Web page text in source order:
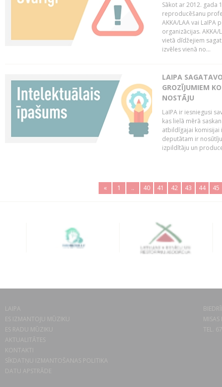
Sākot ar 2012. gada
reproducēšanu
AKKA/LAA vai LaIPA
organizācijas.
vietā dīdžejiem
izvēles vienā no...
LAIPA
GROZĪJUMIEM
NOSTĀJU
LaIPA ir iesniegusi
kas lielā mērā
atbildīgajai komisijai
deputātam ir
izpildītāju un
« 1 .. 40 41 42 43 44 45
LAIPA
ES IZMANTOJU MŪZIKU
ES RADU MŪZIKU
AKTUALITĀTES
KONTAKTI
SĪKDATŅU IZMANTOŠANAS POLITIKA
DATU APSTRĀDE
TEL.